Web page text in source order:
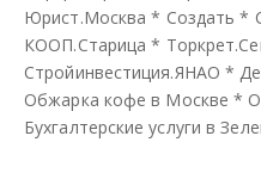
Юрист.Москва * Создать *
КООП.Старица *
Стройинвестиция.ЯНАО *
Обжарка кофе в Москве *
Бухгалтерские услуги в